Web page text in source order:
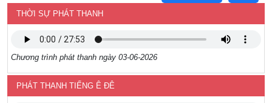
THỜI SỰ PHÁT THANH
Chương trình phát thanh ngày 03-06-2026
PHÁT THANH TIẾNG Ê ĐÊ